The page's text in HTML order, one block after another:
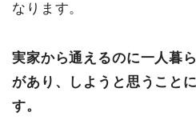
なります。
実家から通えるのに一人暮
があり、しようと思うこと
す。